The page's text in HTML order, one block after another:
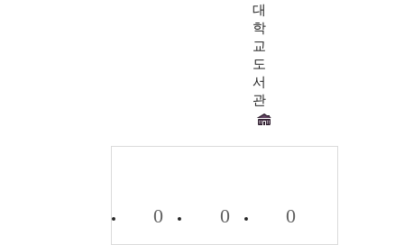
대
학
교
도
서
관
0 0 0